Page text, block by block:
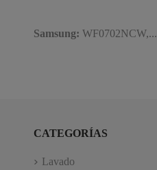
Samsung: WF0702NCW,...
CATEGORÍAS
Lavado